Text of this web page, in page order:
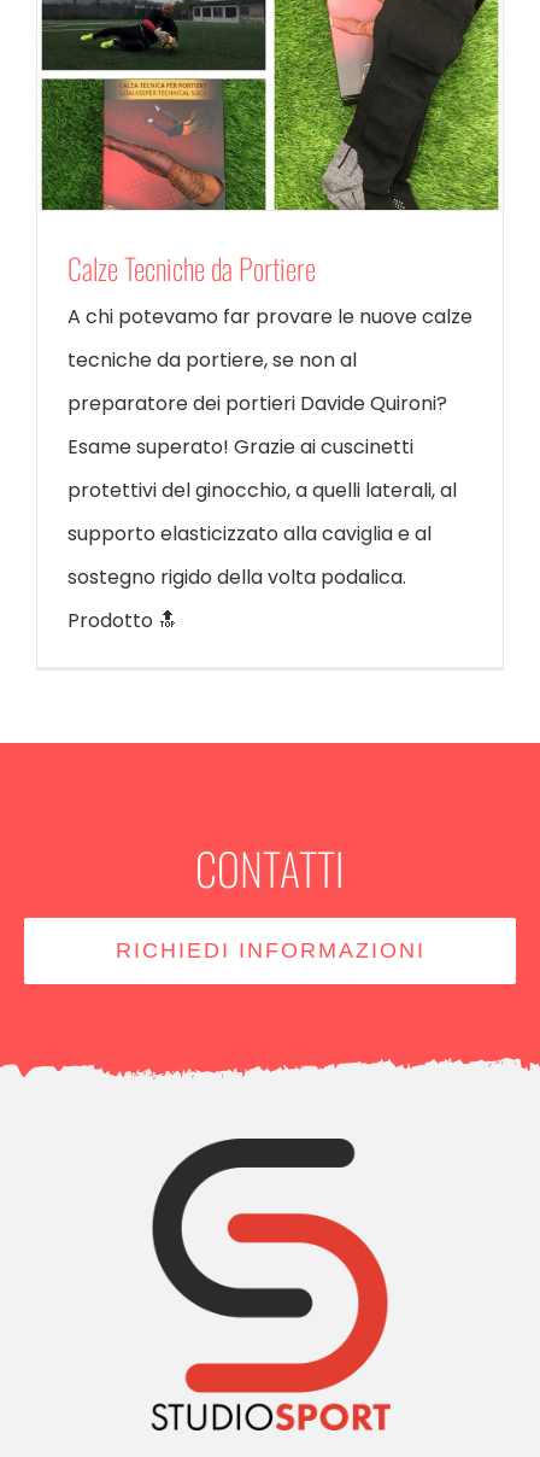
Calze Tecniche da Portiere
A chi potevamo far provare le nuove calze
tecniche da portiere, se non al
preparatore dei portieri Davide Quironi?
Esame superato! Grazie ai cuscinetti
protettivi del ginocchio, a quelli laterali, al
supporto elasticizzato alla caviglia e al
sostegno rigido della volta podalica.
Prodotto 🔝
CONTATTI
RICHIEDI INFORMAZIONI